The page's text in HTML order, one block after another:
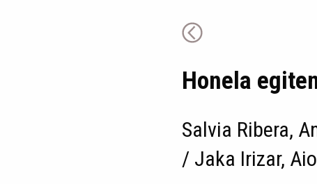
Honela
Salvia Ribera,
/ Jaka Irizar,